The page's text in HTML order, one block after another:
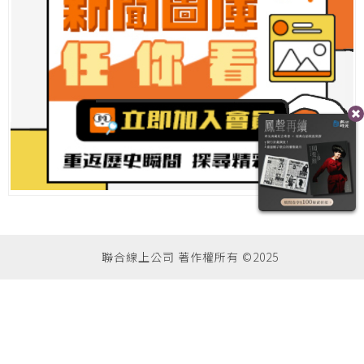
聯合線上公司 著作權所有 ©2025